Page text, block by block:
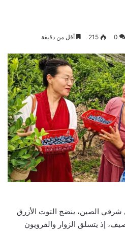
0
215 أقل من دقيقة
شرقي الصين، ينضج التوت الأزرق
إذ يتسلق الزوار والقرويون